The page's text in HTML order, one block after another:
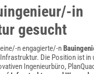
in
gesucht
n engagierte/-n
Die Position ist in
Ingenieurbüro,